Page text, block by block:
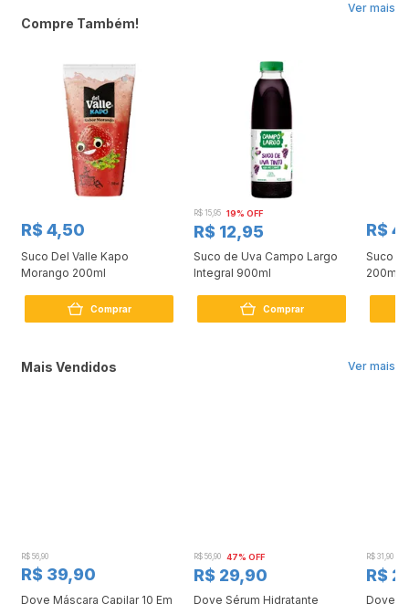
Ver mais
Compre Também!
R$ 4,50
Suco Del Valle Kapo
Morango 200ml
Comprar
R$ 15,95 19% OFF
R$ 12,95
Suco de Uva Campo Largo
Integral 900ml
Comprar
R$
Suco
200ml
Ver mais
Mais Vendidos
R$ 56,90
R$ 39,90
Dove Máscara Capilar 10 Em
R$ 56,90 47% OFF
R$ 29,90
Dove Sérum Hidratante
R$ 31,90
R$
Dove